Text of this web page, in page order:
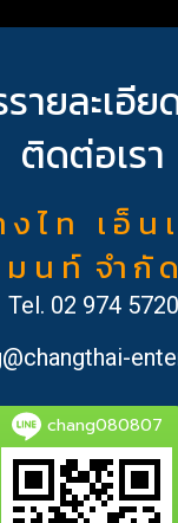
ายละเอีย
ติดต่อเรา
ไ ท เ อ็ น เ
ม น ท์ จำ กั ด
Tel. 02 974 5720
chang080807